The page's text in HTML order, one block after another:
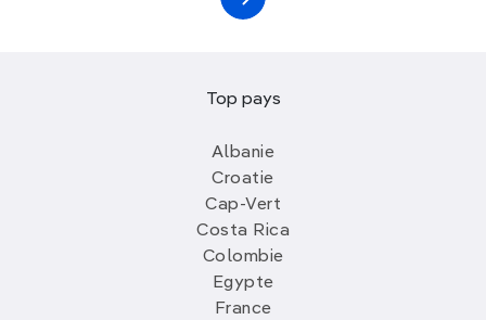
Top pays
Albanie
Croatie
Cap-Vert
Costa Rica
Colombie
Egypte
France